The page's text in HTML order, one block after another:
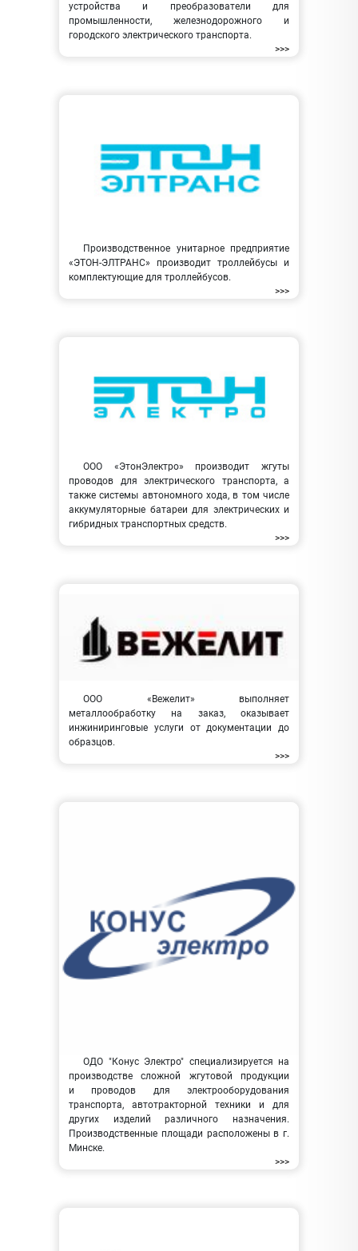
устройства и преобразователи для
промышленности, железнодорожного и
городского электрического транспорта.
>>>
Производственное унитарное предприятие
«ЭТОН-ЭЛТРАНС» производит троллейбусы и
комплектующие для троллейбусов.
>>>
ООО «ЭтонЭлектро» производит жгуты
проводов для электрического транспорта, а
также системы автономного хода, в том числе
аккумуляторные батареи для электрических и
гибридных транспортных средств.
>>>
ООО «Вежелит» выполняет
металлообработку на заказ, оказывает
инжиниринговые услуги от документации до
образцов.
>>>
ОДО "Конус Электро" специализируется на
производстве сложной жгутовой продукции
и проводов для электрооборудования
транспорта, автотракторной техники и для
других изделий различного назначения.
Производственные площади расположены в г.
Минске.
>>>